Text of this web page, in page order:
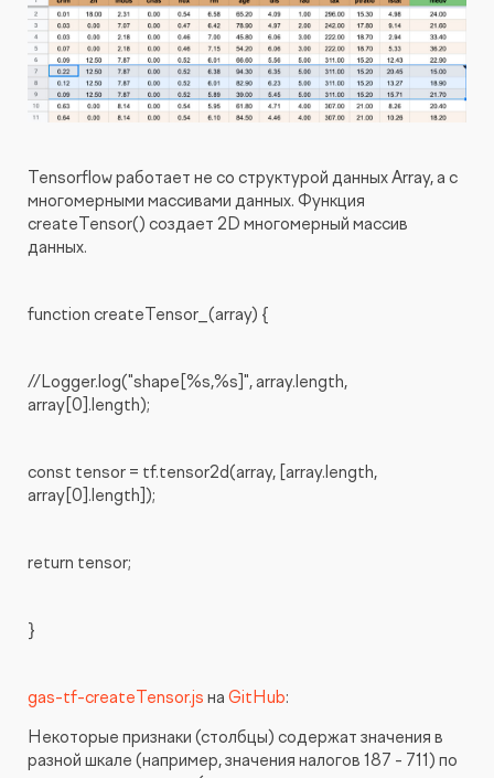
Tensorflow работает не со структурой данных Array, а с
многомерными массивами данных. Функция
createTensor() создает 2D многомерный массив
данных.
function createTensor_(array) {
//Logger.log("shape[%s,%s]", array.length,
array[0].length);
const tensor = tf.tensor2d(array, [array.length,
array[0].length]);
return tensor;
}
gas-tf-createTensor.js на GitHub:
Некоторые признаки (столбцы) содержат значения в
разной шкале (например, значения налогов 187 - 711) по